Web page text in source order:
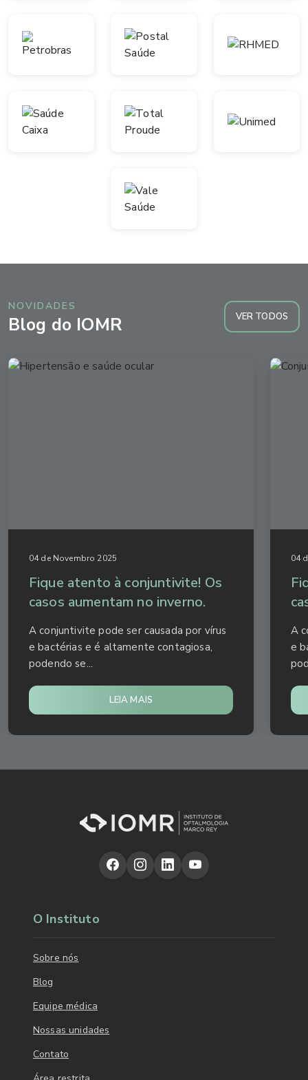
NOVIDADES
Blog do IOMR VER TODOS
04 de Novembro 2025
Fique atento à conjuntivite! Os
casos aumentam no inverno.
A conjuntivite pode ser causada por vírus
e bactérias e é altamente contagiosa,
podendo se...
LEIA MAIS
04
A
e
O Instituto
Sobre nós
Blog
Equipe médica
Nossas unidades
Contato